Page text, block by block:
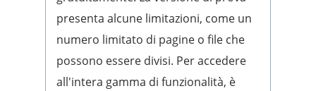
presenta alcune limitazioni, come un
numero limitato di pagine o file che
possono essere divisi. Per accedere
all'intera gamma di funzionalità, è